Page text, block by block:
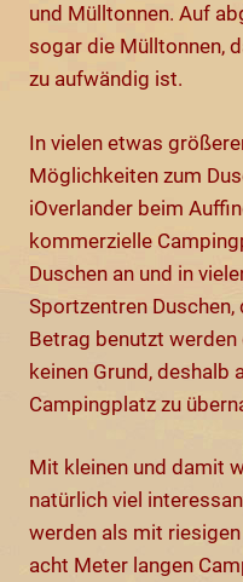
und Mülltonnen. Auf
sogar die Mülltonnen,
zu aufwändig ist.
In vielen etwas
Möglichkeiten zum
iOverlander beim
kommerzielle
Duschen an und in
Sportzentren
Betrag benutzt werden
keinen Grund, deshalb
Campingplatz zu
Mit kleinen und damit
natürlich viel
werden als mit
acht Meter langen